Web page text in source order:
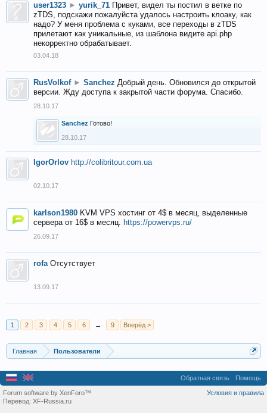
user1323 ► yurik_71 Привет, видел ты постил в ветке по
zTDS, подскажи пожалуйста удалось настроить клоаку, как
надо? У меня проблема с куками, все переходы в zTDS
прилетают как уникальные, из шаблона видите api.php
некорректно обрабатывает.
03.04.18
RusVolkof ► Sanchez Добрый день. Обновился до открытой
версии. Жду доступа к закрытой части форума. Спасибо.
28.10.17
Sanchez Готово!
28.10.17
IgorOrlov http://colibritour.com.ua
02.10.17
karlson1980 KVM VPS хостинг от 4$ в месяц, выделенные
сервера от 16$ в месяц. https://powervps.ru/
26.09.17
rofa Отсутствует
13.09.17
1 2 3 4 5 6 → 9 Вперёд >
Главная Пользователи
Обратная связь Помощь
Условия и правила
Forum software by XenForo™
Перевод: XF-Russia.ru